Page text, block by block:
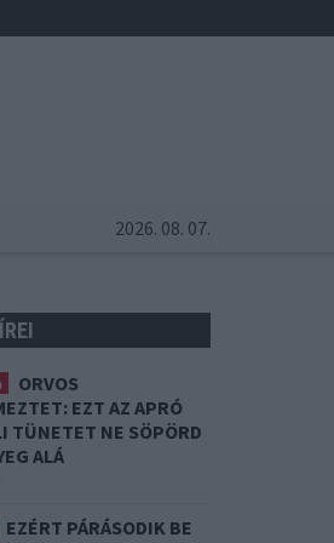
2026. 08. 07.
ORVOS
EZT AZ APRÓ
TÜNETET NE SÖPÖRD
ALÁ
EZÉRT PÁRÁSODIK BE